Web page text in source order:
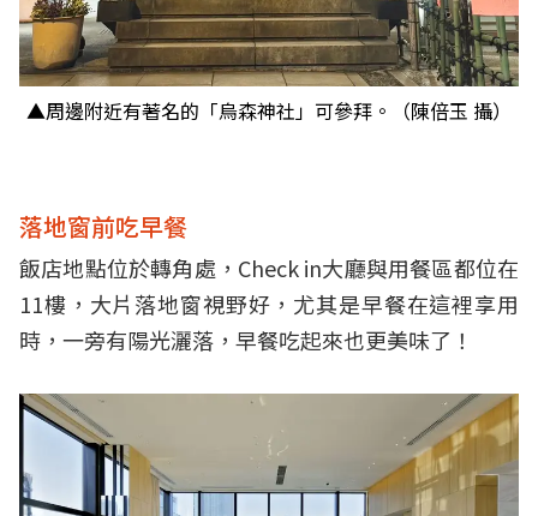
▲周邊附近有著名的「烏森神社」可參拜。（陳倍玉 攝）
落地窗前吃早餐
飯店地點位於轉角處，Check in大廳與用餐區都位在
11樓，大片落地窗視野好，尤其是早餐在這裡享用
時，一旁有陽光灑落，早餐吃起來也更美味了！